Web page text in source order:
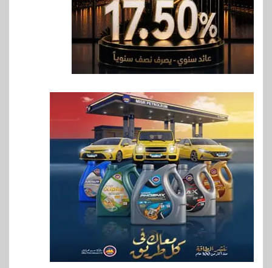
7 اخبار
فيكسد مصر و”حلول” تتشاركان
في تطوير أول منصة للسياحة
الصحية في مصر والشرق الأوسط
وأفريقيا Tour4Cure
8
سوق وصلة
هواوي: هاتف nova 15
Max بطارية ضخمة وتصميم متين
جهازًا مثاليًا للشباب
9 اقتصاد
إي اف چي فاينانس تستعرض
خطط نمو «بلد» لتعزيز حضورها
في سوق تحويلات المصريين
بالخارج